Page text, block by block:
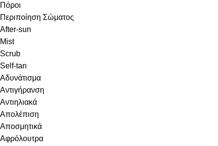
Πόροι
Περιποίηση Σώματος
After-sun
Mist
Scrub
Self-tan
Αδυνάτισμα
Αντιγήρανση
Αντιηλιακά
Απολέπιση
Αποσμητικά
Αφρόλουτρα